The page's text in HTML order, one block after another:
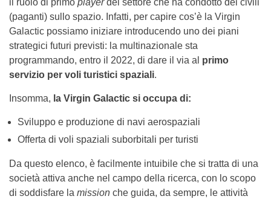
il ruolo di primo playerdel settore che ha condotto dei civili
(paganti) sullo spazio. Infatti, per capire cos’è la Virgin
Galactic possiamo iniziare introducendo uno dei piani
strategici futuri previsti: la multinazionale sta
programmando, entro il 2022, di dare il via al primo
servizio per voli turistici spaziali.
Insomma, la Virgin Galactic si occupa di:
Sviluppo e produzione di navi aerospaziali
Offerta di voli spaziali suborbitali per turisti
Da questo elenco, è facilmente intuibile che si tratta di una
società attiva anche nel campo della ricerca, con lo scopo
di soddisfare la mission che guida, da sempre, le attività